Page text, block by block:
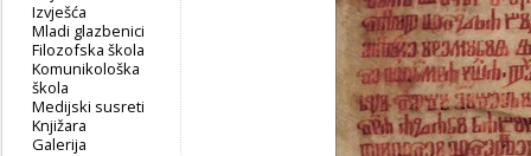
Izvješća
Mladi glazbenici
Filozofska škola
Komunikološka
škola
Medijski susreti
Knjižara
Galerija